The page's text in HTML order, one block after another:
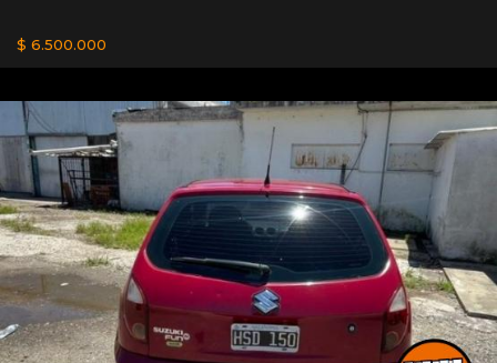
$ 6.500.000